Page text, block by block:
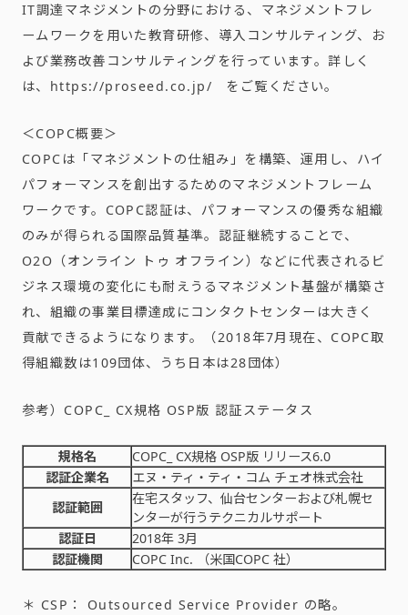
IT調達マネジメントの分野における、マネジメントフレ
ームワークを用いた教育研修、導入コンサルティング、お
よび業務改善コンサルティングを行っています。詳しく
は、https://proseed.co.jp/ をご覧ください。
＜COPC概要＞
COPCは「マネジメントの仕組み」を構築、運用し、ハイ
パフォーマンスを創出するためのマネジメントフレーム
ワークです。COPC認証は、パフォーマンスの優秀な組織
のみが得られる国際品質基準。認証継続することで、
O2O（オンライン トゥ オフライン）などに代表されるビ
ジネス環境の変化にも耐えうるマネジメント基盤が構築さ
れ、組織の事業目標達成にコンタクトセンターは大きく
貢献できるようになります。（2018年7月現在、COPC取
得組織数は109団体、うち日本は28団体）
参考）COPC_ CX規格 OSP版 認証ステータス
規格名
COPC_ CX規格 OSP版 リリース6.0
認証企業名
エヌ・ティ・ティ・コム チェオ株式会社
認証範囲
在宅スタッフ、仙台センターおよび札幌セ
ンターが行うテクニカルサポート
認証日
2018年 3月
認証機関
COPC Inc. （米国COPC 社）
＊ CSP： Outsourced Service Provider の略。